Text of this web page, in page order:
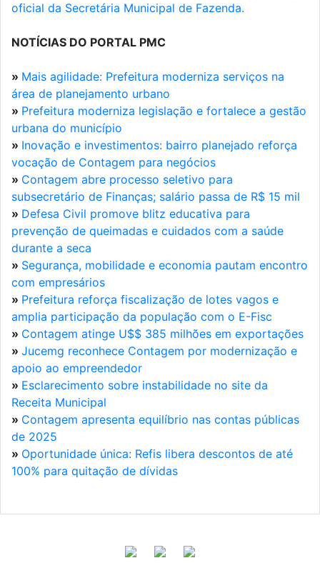
oficial da Secretária Municipal de Fazenda.
NOTÍCIAS DO PORTAL PMC
» Mais agilidade: Prefeitura moderniza serviços na
área de planejamento urbano
» Prefeitura moderniza legislação e fortalece a gestão
urbana do município
» Inovação e investimentos: bairro planejado reforça
vocação de Contagem para negócios
» Contagem abre processo seletivo para
subsecretário de Finanças; salário passa de R$ 15 mil
» Defesa Civil promove blitz educativa para
prevenção de queimadas e cuidados com a saúde
durante a seca
» Segurança, mobilidade e economia pautam encontro
com empresários
» Prefeitura reforça fiscalização de lotes vagos e
amplia participação da população com o E-Fisc
» Contagem atinge U$$ 385 milhões em exportações
» Jucemg reconhece Contagem por modernização e
apoio ao empreendedor
» Esclarecimento sobre instabilidade no site da
Receita Municipal
» Contagem apresenta equilíbrio nas contas públicas
de 2025
» Oportunidade única: Refis libera descontos de até
100% para quitação de dívidas